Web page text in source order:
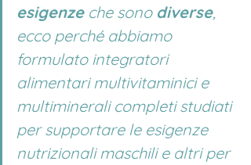
esigenze che sono diverse,
ecco perché abbiamo
formulato integratori
alimentari multivitaminici e
multiminerali completi studiati
per supportare le esigenze
nutrizionali maschili e altri per